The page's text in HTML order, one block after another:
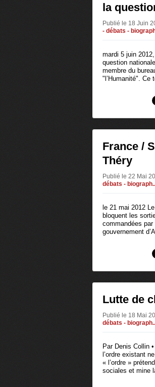
la
Publié le 18 Juin
- débats -
mardi 5 juin
question
membre du
"l’Humanité". Ce
France /
Théry
Publié le 22 Mai
débats -
le 21 mai 2012
bloquent les
commandées
gouvernement
Lutte de
Publié le 18 Mai
débats -
Par Denis Collin
l’ordre existant
« l’ordre »
sociales et mine